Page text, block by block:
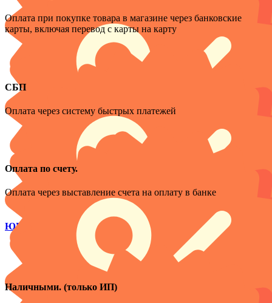
Оплата при покупке товара в магазине через банковские
карты, включая перевод с карты на карту
СБП
Оплата через систему быстрых платежей
Оплата по счету.
Оплата через выставление счета на оплату в банке
ЮРИДИЧЕСКИЕ ЛИЦА
Наличными. (только ИП)